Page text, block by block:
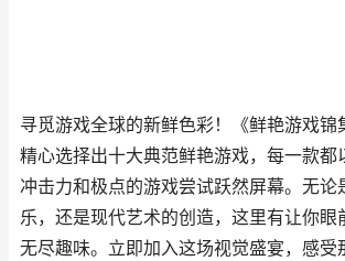
寻觅游戏全球的新鲜色彩！《鲜艳游戏锦
精心选择出十大典范鲜艳游戏，每一款都
冲击力和极点的游戏尝试跃然屏幕。无论
乐，还是现代艺术的创造，这里有让你眼
无尽趣味。立即加入这场视觉盛宴，感受